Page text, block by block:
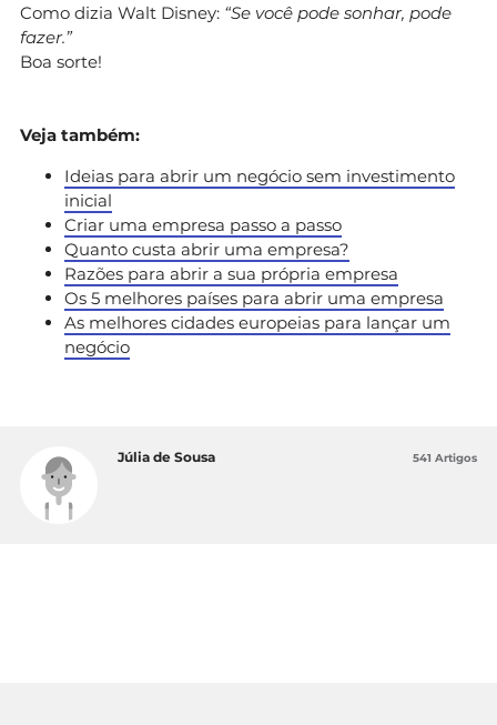
Como dizia Walt Disney: “Se você pode sonhar, pode
fazer.”
Boa sorte!
Veja também:
Ideias para abrir um negócio sem investimento
inicial
Criar uma empresa passo a passo
Quanto custa abrir uma empresa?
Razões para abrir a sua própria empresa
Os 5 melhores países para abrir uma empresa
As melhores cidades europeias para lançar um
negócio
Júlia de Sousa 541 Artigos